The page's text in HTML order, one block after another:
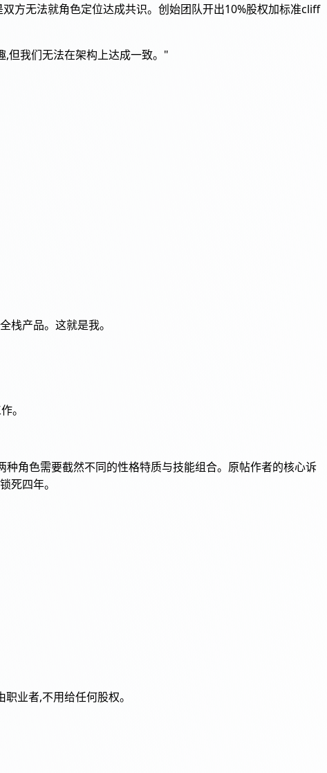
方无法就角色定位达成共识。创始团队开出10%股权加标准cliff
我们无法在架构上达成一致。"
产品。这就是我。
。
角色需要截然不同的性格特质与技能组合。原帖作者的核心诉
死四年。
业者,不用给任何股权。